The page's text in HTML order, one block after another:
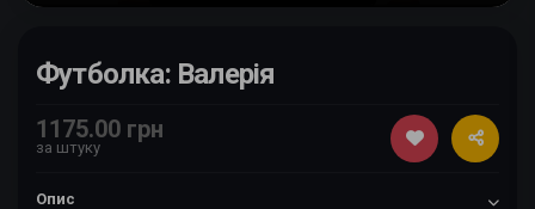
Футболка: Валерія
1175.00 грн
за штуку
Опис